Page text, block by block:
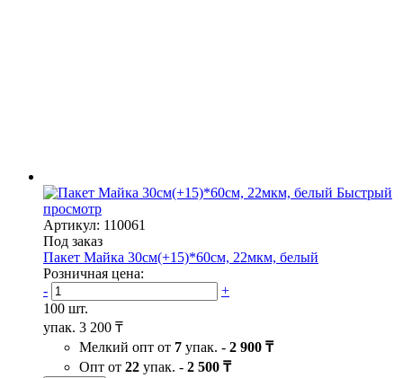
Быстрый
просмотр
Артикул: 110061
Под заказ
Пакет Майка 30см(+15)*60см, 22мкм, белый
Розничная цена:
-
+
100 шт.
упак. 3 200 ₸
Мелкий опт от 7 упак. - 2 900 ₸
Опт от 22 упак. - 2 500 ₸